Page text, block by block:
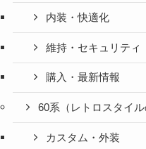
内装・快適化
維持・セキュリティ
購入・最新情報
60系（レトロスタイル
カスタム・外装